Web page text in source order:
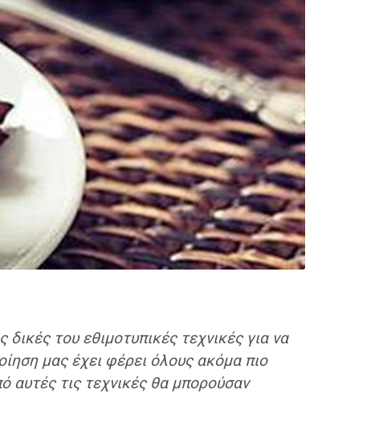
του εθιμοτυπικές τεχνικές για να
μας έχει φέρει όλους ακόμα πιο
αυτές τις τεχνικές θα μπορούσαν